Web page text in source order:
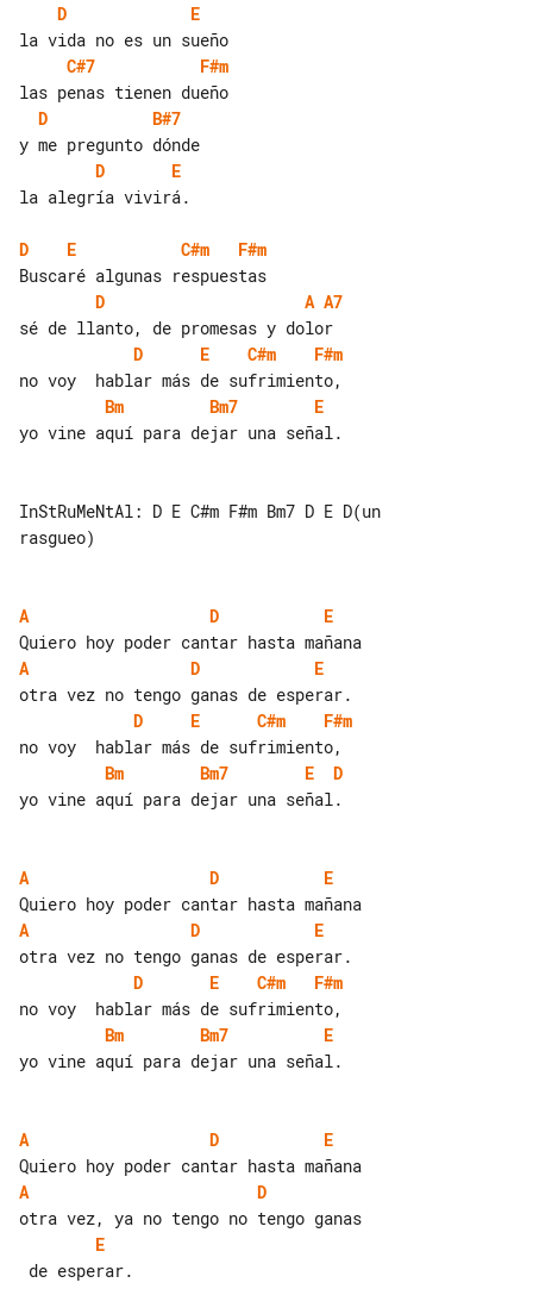
D
E
C#7
F#m
D
B#7
D
E
la alegría vivirá.
D E C#m
F#m
D
A A7
D
E C#m
F#m
Bm
Bm7
E
yo vine aquí para dejar una señal.
InStRuMeNtAl: D E C#m F#m Bm7 D E D(un
rasgueo)
A D
E
A
D
E
D
E C#m
F#m
Bm
Bm7 E
D
yo vine aquí para dejar una señal.
A D
E
A
D
E
D
E C#m
F#m
Bm
Bm7
E
yo vine aquí para dejar una señal.
A D
E
A
D
E